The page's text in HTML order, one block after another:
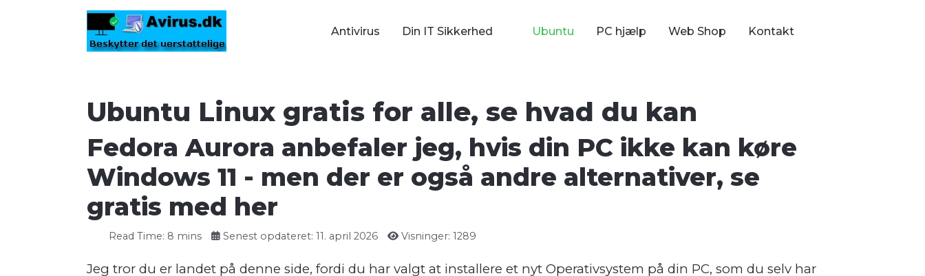
Antivirus Din IT Sikkerhed Ubuntu PC hjælp Web Shop Kontakt
Ubuntu Linux gratis for alle, se hvad du kan
Fedora Aurora anbefaler jeg, hvis din PC ikke kan køre
Windows 11 - men der er også andre alternativer, se
gratis med her
Read Time: 8 mins Senest opdateret: 11. april 2026 Visninger: 1289
Jeg tror du er landet på denne side, fordi du har valgt at installere et nyt Operativsystem på din PC, som du selv har